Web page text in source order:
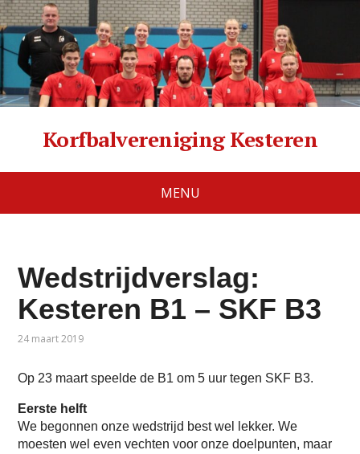
Korfbalvereniging Kesteren
MENU
Wedstrijdverslag:
Kesteren B1 – SKF B3
24 maart 2019
Op 23 maart speelde de B1 om 5 uur tegen SKF B3.
Eerste helft
We begonnen onze wedstrijd best wel lekker. We
moesten wel even vechten voor onze doelpunten, maar